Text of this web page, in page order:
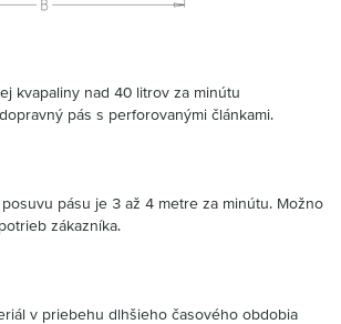
kvapaliny nad 40 litrov za minútu
pás s perforovanými článkami.
pásu je 3 až 4 metre za minútu. Možno
zákazníka.
v priebehu dlhšieho časového obdobia